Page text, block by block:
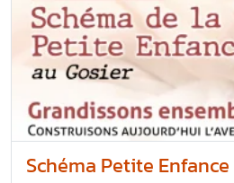
Schéma Petite Enfance